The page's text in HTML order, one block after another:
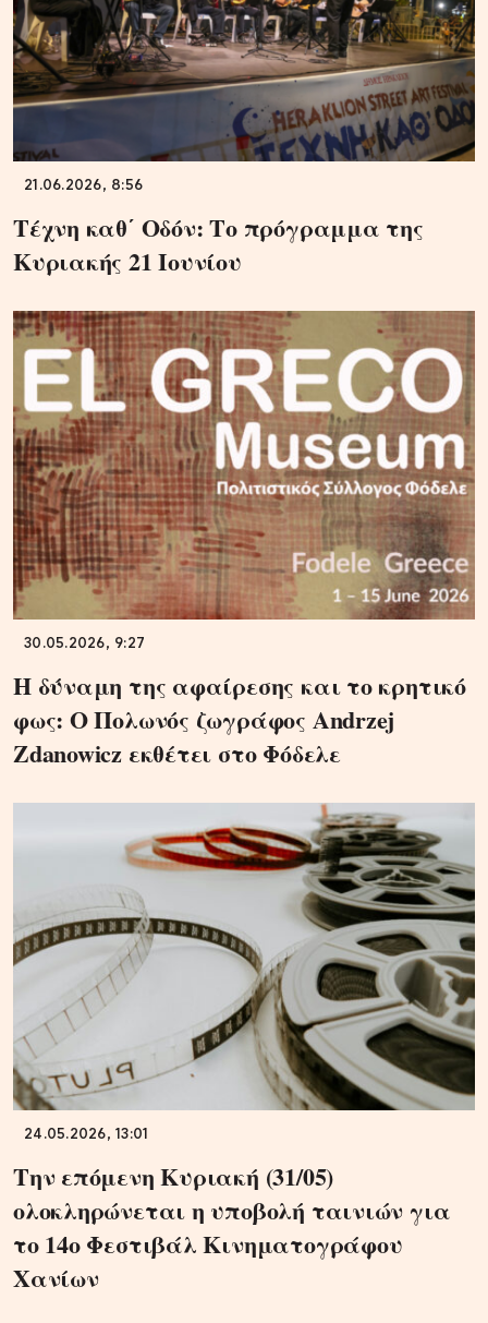
21.06.2026, 8:56
Τέχνη καθ΄ Οδόν: Το πρόγραμμα της
Κυριακής 21 Ιουνίου
30.05.2026, 9:27
Η δύναμη της αφαίρεσης και το κρητικό
φως: Ο Πολωνός ζωγράφος Andrzej
Zdanowicz εκθέτει στο Φόδελε
24.05.2026, 13:01
Την επόμενη Κυριακή (31/05)
ολοκληρώνεται η υποβολή ταινιών για
το 14ο Φεστιβάλ Κινηματογράφου
Χανίων